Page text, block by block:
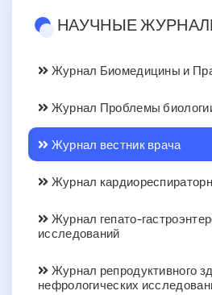
НАУЧНЫЕ
Журнал Биомедицины и
Журнал Проблемы
Журнал вестник врача
Журнал
Журнал гепато-
исследований
Журнал репродуктивного
нефрологических